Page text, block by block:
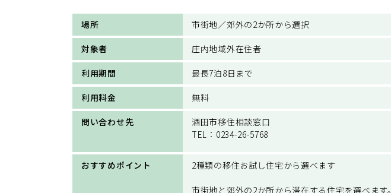
場所 市街地／郊外の2か所から選択
対象者 庄内地域外在住者
利用期間 最長7泊8日まで
利用料金 無料
問い合わせ先
酒田市移住相談窓口
TEL：0234-26-5768
おすすめポイント 2種類の移住お試し住宅から選べます
市街地と郊外の2か所から滞在する住宅を選べます。